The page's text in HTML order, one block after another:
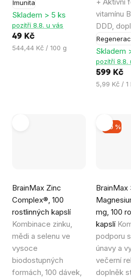
Imunita
Skladem > 5 ks
pozítří 8.8. u vás
49 Kč
Měrná
544,44 Kč / 100 g
vitamínu
DDD,
Skladem
pozítří 8.8.
599 Kč
Měrná
5,99 Kč / 1
BrainMax Zinc
Complex®, 100
rostlinných kapslí
Kombinace zinku,
mědi a selenu ve
vysoce
biodostupných
formách, 100 dávek,
hodnocení
produktu
je
4,9
z
5
hvězdiček.
–10 %
BrainMax
mg, 100
kapslí
podporu
únavy a
večerní
doplněk
produktu
je
4,8
z
5